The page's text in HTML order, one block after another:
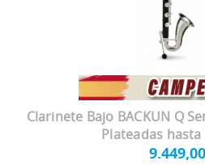
Clarinete Bajo BACKUN Q
Plateadas